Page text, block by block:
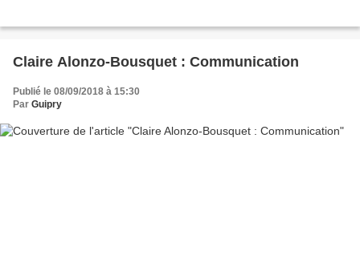
Claire Alonzo-Bousquet : Communication
Publié le 08/09/2018 à 15:30
Par Guipry